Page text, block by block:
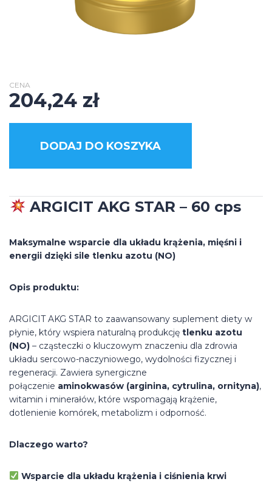
CENA
204,24 zł
DODAJ DO KOSZYKA
ARGICIT AKG STAR – 60 cps
Maksymalne wsparcie dla układu krążenia, mięśni i
energii dzięki sile tlenku azotu (NO)
Opis produktu:
ARGICIT AKG STAR to zaawansowany suplement diety w
płynie, który wspiera naturalną produkcję tlenku azotu
(NO) – cząsteczki o kluczowym znaczeniu dla zdrowia
układu sercowo-naczyniowego, wydolności fizycznej i
regeneracji. Zawiera synergiczne
połączenie aminokwasów (arginina, cytrulina, ornityna),
witamin i minerałów, które wspomagają krążenie,
dotlenienie komórek, metabolizm i odporność.
Dlaczego warto?
Wsparcie dla układu krążenia i ciśnienia krwi